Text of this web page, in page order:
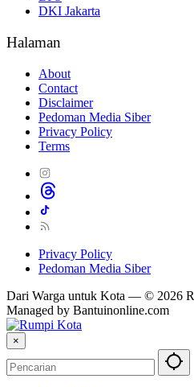
DKI Jakarta
Halaman
About
Contact
Disclaimer
Pedoman Media Siber
Privacy Policy
Terms
Privacy Policy
Pedoman Media Siber
Dari Warga untuk Kota — © 2026
Managed by Bantuinonline.com
×